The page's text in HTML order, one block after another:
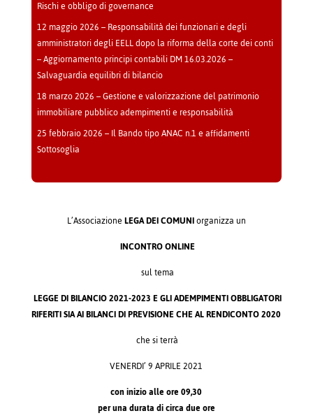
Rischi e obbligo di governance
12 maggio 2026 – Responsabilità dei funzionari e degli
amministratori degli EELL dopo la riforma della corte dei conti
– Aggiornamento principi contabili DM 16.03.2026 –
Salvaguardia equilibri di bilancio
18 marzo 2026 – Gestione e valorizzazione del patrimonio
immobiliare pubblico adempimenti e responsabilità
25 febbraio 2026 – Il Bando tipo ANAC n.1 e affidamenti
Sottosoglia
L’AssociazioneLEGA DEI COMUNIorganizza un
INCONTRO ONLINE
sul tema
LEGGE DI BILANCIO 2021-2023 E GLI ADEMPIMENTI OBBLIGATORI
RIFERITI SIA AI BILANCI DI PREVISIONE CHE AL RENDICONTO 2020
che si terrà
VENERDI’ 9 APRILE 2021
con inizio alle ore 09,30
per una durata di circa due ore